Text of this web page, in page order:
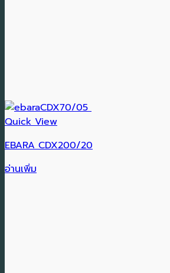
Quick View
EBARA CDX200/20
อ่านเพิ่ม